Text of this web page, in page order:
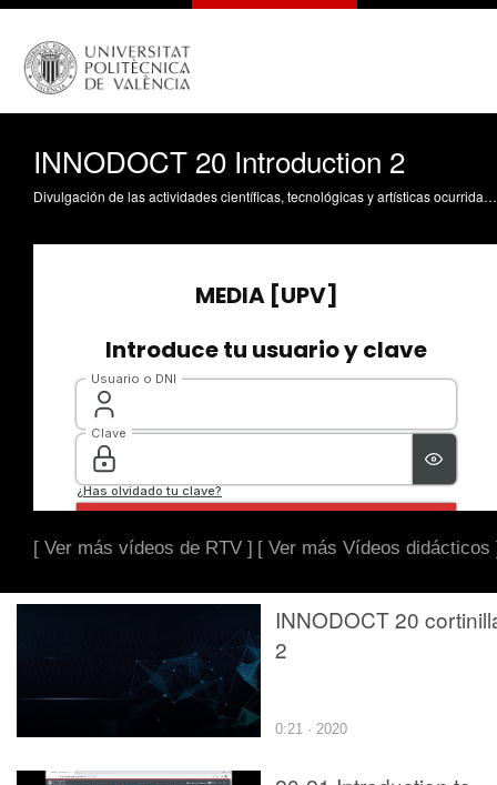
INNODOCT 20 Introduction 2
Divulgación de las actividades científicas, tecnológicas y artísticas ocurridas en los tres campus de la UPV
[ Ver más vídeos de RTV ] [ Ver más Vídeos didácticos
INNODOCT 20
2
0:21 · 2020